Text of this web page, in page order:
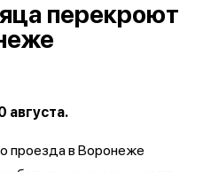
перекроют
августа.
проезда в Воронеже